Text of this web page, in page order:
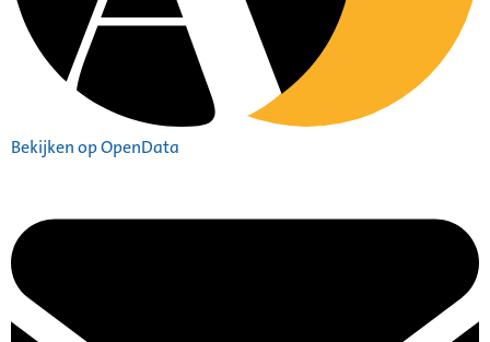
Bekijken op OpenData